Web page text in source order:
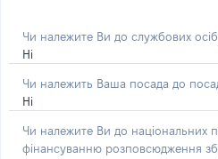
Чи належите Ви до службових
Ні
Чи належить Ваша посада до
Ні
Чи належите Ви до національних
фінансуванню розповсюдження